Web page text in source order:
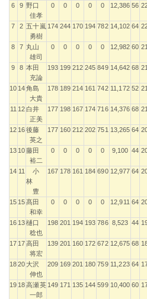
6 9 野口
佳孝
0 0 0 0 0 12,386 56
7 2 五十嵐
勇樹
174 244 170 194 782 14,102 64
8 7 丸山
雄司
0 0 0 0 0 12,982 60
9 8 本田
充論
193 199 212 245 849 14,642 68
10 14角島
大貴
178 189 214 161 742 11,172 52
11 12白井
正美
177 198 167 174 716 14,376 68
12 16後藤
英之
177 160 212 202 751 13,265 64
13 10藤田
裕二
0 0 0 0 0 9,100 44
14 11
小
林
豊
167 178 161 184 690 12,977 64
15 15髙田
和幸
0 0 0 0 0 12,911 64
16 13樋口
稔也
198 201 194 193 786 8,523 44
17 17高田
将宏
139 201 160 172 672 12,675 68
1820大沢
伸也
209 169 201 180 759 11,223 64
19 18高瀬英
一郎
149 171 135 144 599 10,400 60